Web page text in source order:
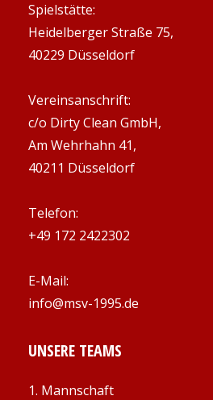
Spielstätte:
Heidelberger Straße 75,
40229 Düsseldorf
Vereinsanschrift:
c/o Dirty Clean GmbH,
Am Wehrhahn 41,
40211 Düsseldorf
Telefon:
+49 172 2422302
E-Mail:
info@msv-1995.de
UNSERE TEAMS
1. Mannschaft